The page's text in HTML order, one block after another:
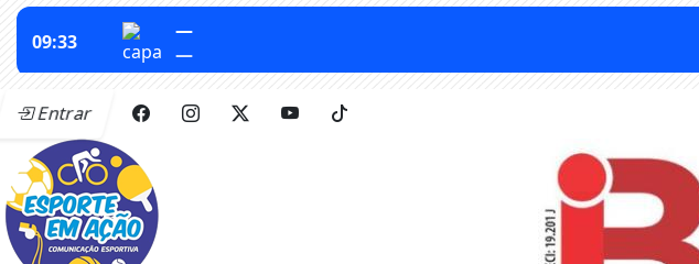
Entrar